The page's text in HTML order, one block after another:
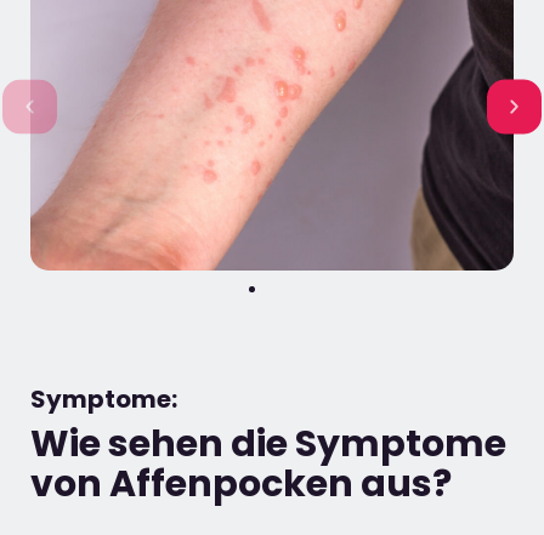
Symptome:
Wie sehen die Symptome
von Affenpocken aus?